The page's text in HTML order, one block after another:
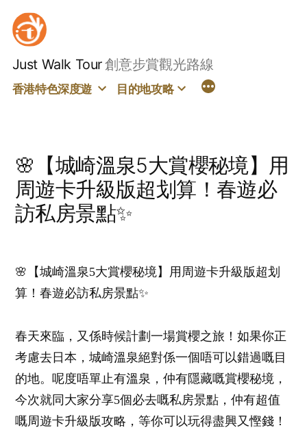
Just Walk Tour創意步賞觀光路線
香港特色深度遊 目的地攻略
🌸【城崎溫泉5大賞櫻秘境】用
周遊卡升級版超划算！春遊必
訪私房景點✨
🌸【城崎溫泉5大賞櫻秘境】用周遊卡升級版超划
算！春遊必訪私房景點✨
春天來臨，又係時候計劃一場賞櫻之旅！如果你正
考慮去日本，城崎溫泉絕對係一個唔可以錯過嘅目
的地。呢度唔單止有溫泉，仲有隱藏嘅賞櫻秘境，
今次就同大家分享5個必去嘅私房景點，仲有超值
嘅周遊卡升級版攻略，等你可以玩得盡興又慳錢！